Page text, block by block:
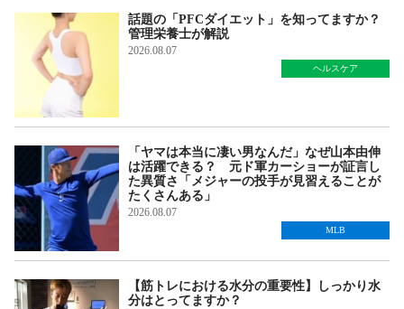
話題の「PFCダイエット」を知ってますか？
管理栄養士が解説
2026.08.07
ヘルスケア
「ヤマは本当に凄い男なんだ」なぜ山本由伸
は活躍できる？ 元ド軍カーショーが証言し
た異質さ「メジャーの投手が見習えることが
たくさんある」
2026.08.07
MLB
【筋トレにおける水分の重要性】しっかり水
分はとってますか？